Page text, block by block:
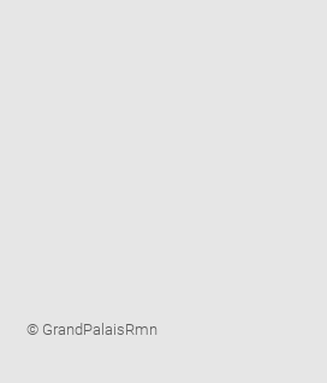
Image
© GrandPalaisRmn